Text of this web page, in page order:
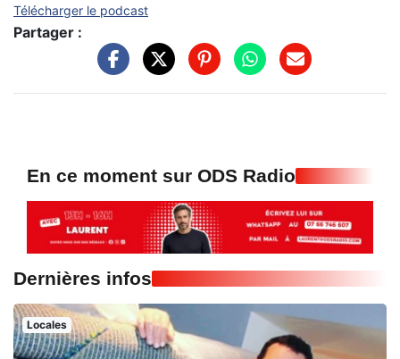
Télécharger le podcast
Partager :
En ce moment sur ODS Radio
Dernières infos
Locales